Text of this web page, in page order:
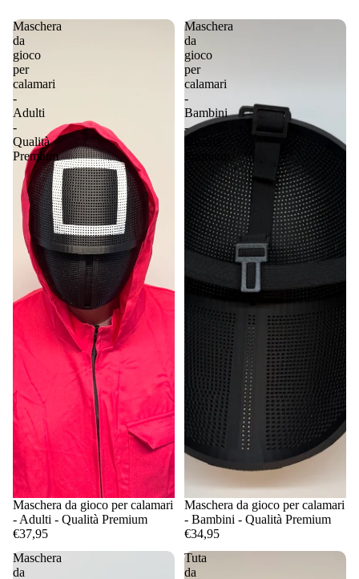
Maschera
da
gioco
per
calamari
-
Adulti
-
Qualità
Premium
Maschera da gioco per calamari
- Adulti - Qualità Premium
€37,95
Maschera
da
gioco
per
calamari
-
Bambini
-
Qualità
Premium
Maschera da gioco per calamari
- Bambini - Qualità Premium
€34,95
Maschera
da
Tuta
da